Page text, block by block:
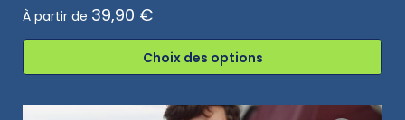
À partir de 39,90 €
Choix des options